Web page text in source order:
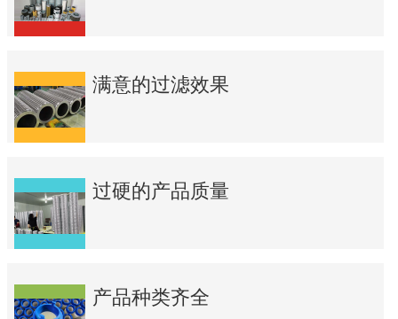
满意的过滤效果
过硬的产品质量
产品种类齐全